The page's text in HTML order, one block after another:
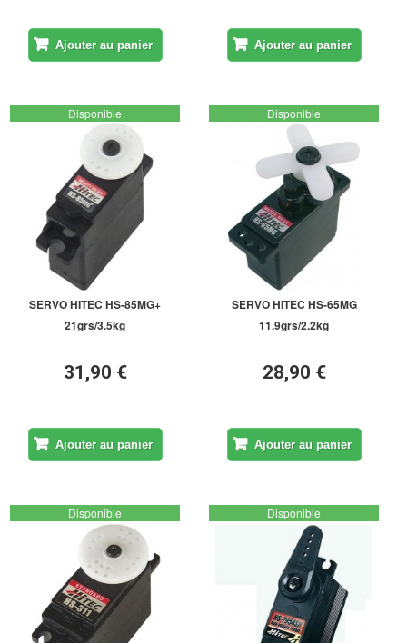
Ajouter au panier Ajouter au panier
Disponible
SERVO HITEC HS-85MG+
21grs/3.5kg
31,90 €
Ajouter au panier
Disponible
SERVO HITEC HS-65MG
11.9grs/2.2kg
28,90 €
Ajouter au panier
Disponible Disponible